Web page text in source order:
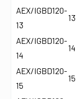
AEX/IGBD120-
13
13
AEX/IGBD120-
14
14
AEX/IGBD120-
15
15